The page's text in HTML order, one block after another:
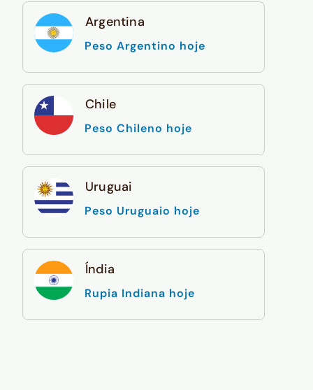
Argentina
Peso Argentino hoje
Chile
Peso Chileno hoje
Uruguai
Peso Uruguaio hoje
Índia
Rupia Indiana hoje